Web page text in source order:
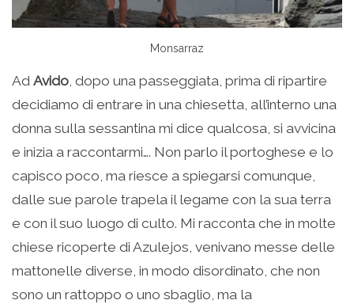
Monsarraz
Ad Avido, dopo una passeggiata, prima di ripartire
decidiamo di entrare in una chiesetta, all’interno una
donna sulla sessantina mi dice qualcosa, si avvicina
e inizia a raccontarmi…. Non parlo il portoghese e lo
capisco poco, ma riesce a spiegarsi comunque,
dalle sue parole trapela il legame con la sua terra
e con il suo luogo di culto. Mi racconta che in molte
chiese ricoperte di Azulejos, venivano messe delle
mattonelle diverse, in modo disordinato, che non
sono un rattoppo o uno sbaglio, ma la